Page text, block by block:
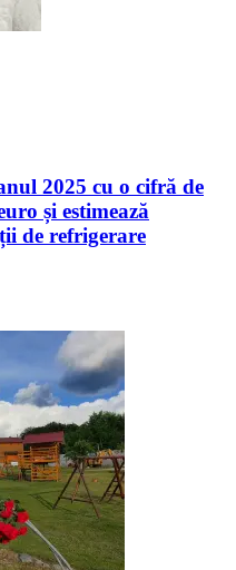
2025 cu o cifră de
și estimează
de refrigerare